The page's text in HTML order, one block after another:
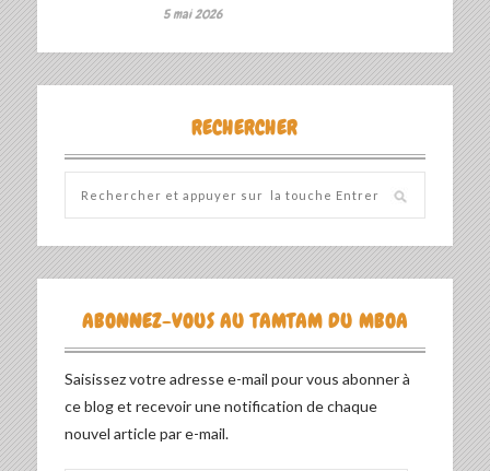
5 mai 2026
RECHERCHER
ABONNEZ-VOUS AU TAMTAM DU MBOA
Saisissez votre adresse e-mail pour vous abonner à
ce blog et recevoir une notification de chaque
nouvel article par e-mail.